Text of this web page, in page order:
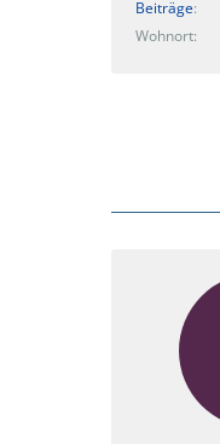
Beiträge
Wohnort